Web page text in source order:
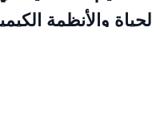
الحياة والأنظمة